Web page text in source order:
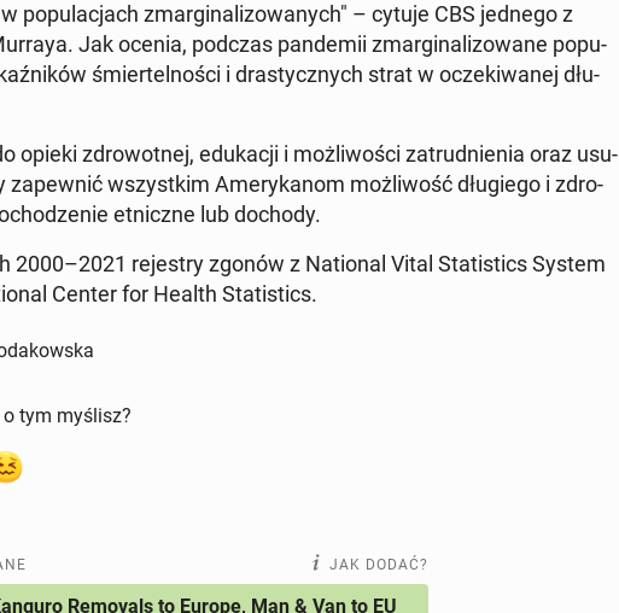
po­pu­la­cjach zmar­gi­na­li­zo­wa­nych" – cytuje CBS jednego z
Jak ocenia, podczas pan­de­mii zmar­gi­na­li­zo­wa­ne po­pu­
śmier­tel­no­ści i dra­stycz­nych strat w ocze­ki­wa­nej dłu­
opieki zdro­wot­nej, edu­ka­cji i moż­li­wo­ści za­trud­nie­nia oraz usu­
za­pew­nić wszyst­kim Ame­ry­ka­nom moż­li­wość dłu­gie­go i zdro­
et­nicz­ne lub dochody.
2000–2021 re­je­stry zgonów z Na­tio­nal Vital Sta­ti­stics System
Center for Health Sta­ti­stics.
o tym myślisz?
JAK DODAĆ?
Removals to Europe, Man & Van to EU